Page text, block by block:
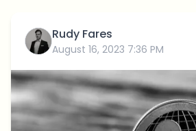
Rudy Fares
August 16, 2023 7:36 PM